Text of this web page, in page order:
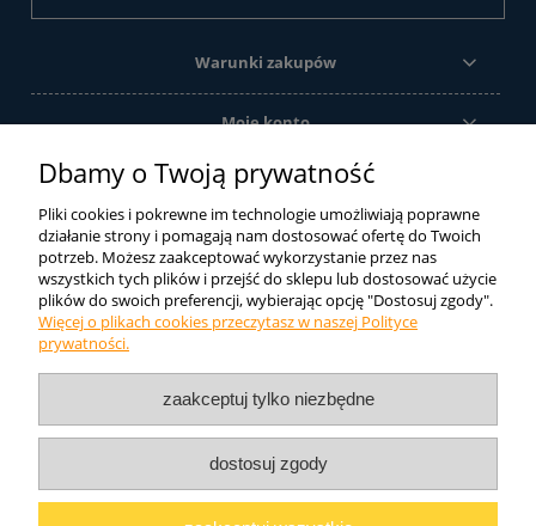
Warunki zakupów
Moje konto
Informacje o sklepie
Ze względu na szeroką gamę produktów oferowanych przez firmę
DIAMOS sp. j. sklep internetowy oferuje tylko ich część. Jeśli nie
znaleźli Państwo tutaj tego czego szukali zachęcamy do kontaktu
telefonicznego lub mailowego. Postaramy się dobrać odpowiedni
Liliana Lewandowska i Wspólnicy Sp.J.
47-420 Kuźnia Raciborska NIP: 639-200-38-05
Telefon: 32 454 40 50
pokaż pełną wersję strony
Dbamy o Twoją prywatność
Pliki cookies i pokrewne im technologie umożliwiają poprawne
działanie strony i pomagają nam dostosować ofertę do Twoich
potrzeb. Możesz zaakceptować wykorzystanie przez nas
wszystkich tych plików i przejść do sklepu lub dostosować użycie
plików do swoich preferencji, wybierając opcję "Dostosuj zgody".
Więcej o plikach cookies przeczytasz w naszej Polityce
prywatności.
zaakceptuj tylko niezbędne
dostosuj zgody